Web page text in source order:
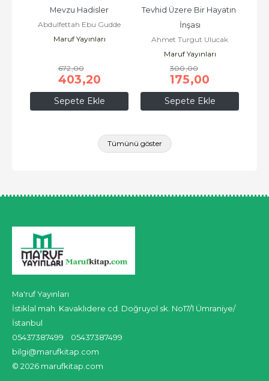
Sepete Ekle
Mevzu Hadisler
Abdulfettah Ebu Gudde
Maruf Yayınları
672,00
403,20
Sepete Ekle
Tevhid Üzere Bir Hayatın
İnşası
Ahmet Turgut Ulucak
Maruf Yayınları
300,00
175,00
Tümünü göster
Ma'ruf Yayınları
İstiklal mah. Kavaklıdere cd. Doğruyol sk. No17/1 Ümraniye/
İstanbul
05437387499
05437387499
bilgi@marufkitap.com
© 2026 marufkitap.com